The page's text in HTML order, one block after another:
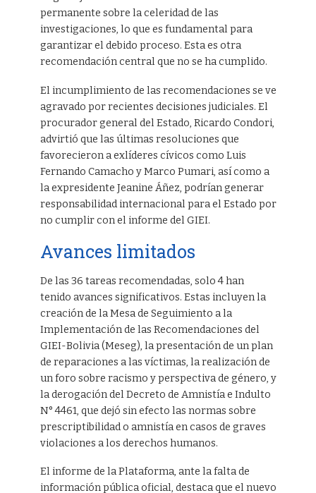
permanente sobre la celeridad de las
investigaciones, lo que es fundamental para
garantizar el debido proceso. Esta es otra
recomendación central que no se ha cumplido.
El incumplimiento de las recomendaciones se ve
agravado por recientes decisiones judiciales. El
procurador general del Estado, Ricardo Condori,
advirtió que las últimas resoluciones que
favorecieron a exlíderes cívicos como Luis
Fernando Camacho y Marco Pumari, así como a
la expresidente Jeanine Áñez, podrían generar
responsabilidad internacional para el Estado por
no cumplir con el informe del GIEI.
Avances limitados
De las 36 tareas recomendadas, solo 4 han
tenido avances significativos. Estas incluyen la
creación de la Mesa de Seguimiento a la
Implementación de las Recomendaciones del
GIEI-Bolivia (Meseg), la presentación de un plan
de reparaciones a las víctimas, la realización de
un foro sobre racismo y perspectiva de género, y
la derogación del Decreto de Amnistía e Indulto
N° 4461, que dejó sin efecto las normas sobre
prescriptibilidad o amnistía en casos de graves
violaciones a los derechos humanos.
El informe de la Plataforma, ante la falta de
información pública oficial, destaca que el nuevo